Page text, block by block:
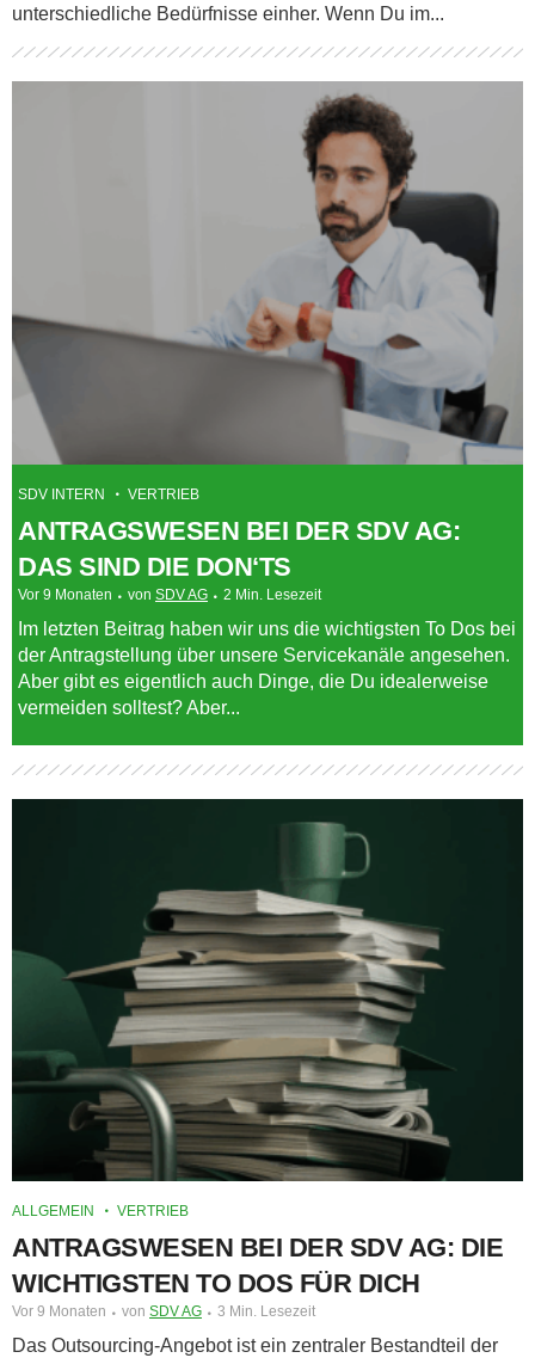
unterschiedliche Bedürfnisse einher. Wenn Du im...
SDV INTERN VERTRIEB
ANTRAGSWESEN BEI DER SDV AG:
DAS SIND DIE DON‘TS
Vor 9 Monaten von SDV AG 2 Min. Lesezeit
Im letzten Beitrag haben wir uns die wichtigsten To Dos bei
der Antragstellung über unsere Servicekanäle angesehen.
Aber gibt es eigentlich auch Dinge, die Du idealerweise
vermeiden solltest? Aber...
ALLGEMEIN VERTRIEB
ANTRAGSWESEN BEI DER SDV AG: DIE
WICHTIGSTEN TO DOS FÜR DICH
Vor 9 Monaten von SDV AG 3 Min. Lesezeit
Das Outsourcing-Angebot ist ein zentraler Bestandteil der